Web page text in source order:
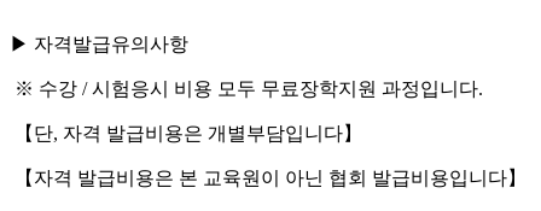
▶ 자격발급유의사항
※ 수강 / 시험응시 비용 모두 무료장학지원 과정입니다.
【단, 자격 발급비용은 개별부담입니다】
【자격 발급비용은 본 교육원이 아닌 협회 발급비용입니다】